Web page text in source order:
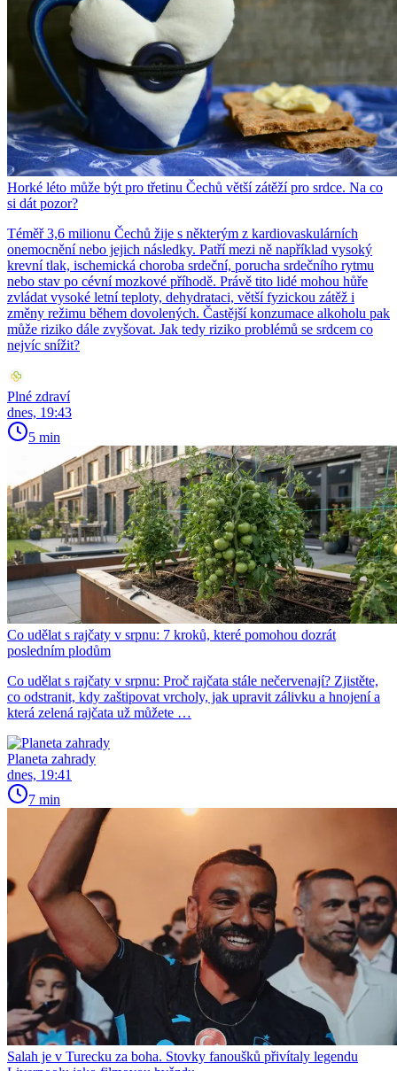
Horké léto může být pro třetinu Čechů větší zátěží pro srdce. Na co
si dát pozor?
Téměř 3,6 milionu Čechů žije s některým z kardiovaskulárních
onemocnění nebo jejich následky. Patří mezi ně například vysoký
krevní tlak, ischemická choroba srdeční, porucha srdečního rytmu
nebo stav po cévní mozkové příhodě. Právě tito lidé mohou hůře
zvládat vysoké letní teploty, dehydrataci, větší fyzickou zátěž i
změny režimu během dovolených. Častější konzumace alkoholu pak
může riziko dále zvyšovat. Jak tedy riziko problémů se srdcem co
nejvíc snížit?
Plné zdraví
dnes, 19:43
5 min
Co udělat s rajčaty v srpnu: 7 kroků, které pomohou dozrát
posledním plodům
Co udělat s rajčaty v srpnu: Proč rajčata stále nečervenají? Zjistěte,
co odstranit, kdy zaštipovat vrcholy, jak upravit zálivku a hnojení a
která zelená rajčata už můžete …
Planeta zahrady
dnes, 19:41
7 min
Salah je v Turecku za boha. Stovky fanoušků přivítaly legendu